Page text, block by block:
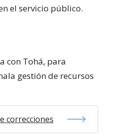
el servicio público.
con Tohá, para
gestión de recursos
correcciones